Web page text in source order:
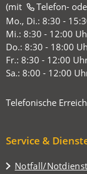
(mit
Telefon-
(Öffnet
in
einem
neuen
Tab)
Mo., Di.: 8:30 -
Mi.: 8:30 - 12:00
Do.: 8:30 - 18:00
Fr.: 8:30 - 12:00
Sa.: 8:00 - 12:00
Telefonische
Service &
Notfall/